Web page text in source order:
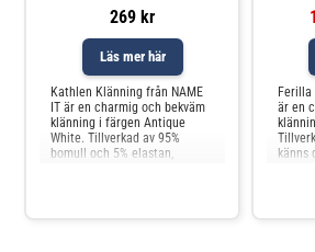
269 kr
Läs mer här
Kathlen Klänning från NAME
IT är en charmig och bekväm
klänning i färgen Antique
White. Tillverkad av 95%
bomull och 5% elastan,
Ferilla
är en
känns